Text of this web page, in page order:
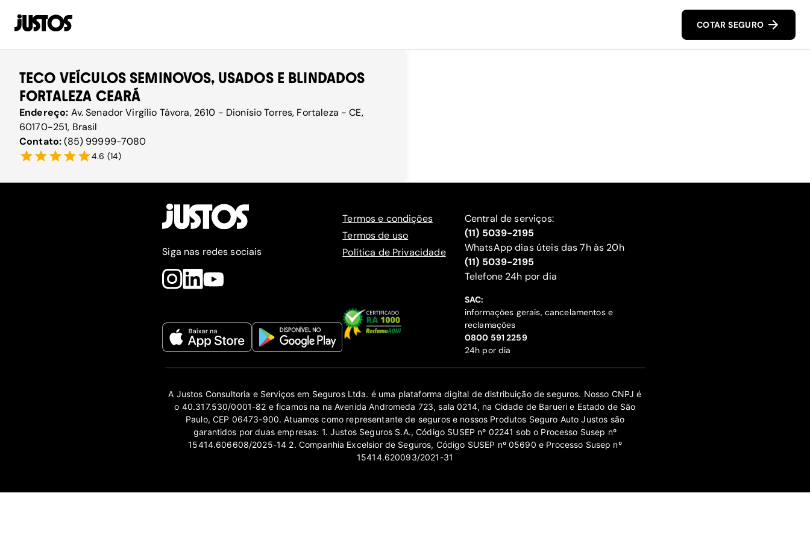
COTAR SEGURO
TECO VEÍCULOS SEMINOVOS, USADOS E BLINDADOS
FORTALEZA CEARÁ
Endereço: Av. Senador Virgílio Távora, 2610 - Dionísio Torres, Fortaleza - CE,
60170-251, Brasil
Contato:(85) 99999-7080
4.6 (14)
Siga nas redes sociais
Termos e condições
Termos de uso
Política de Privacidade
Central de serviços:
(11) 5039-2195
WhatsApp dias úteis das 7h às 20h
(11) 5039-2195
‍Telefone 24h por dia
SAC:
informações gerais, cancelamentos e
reclamações
‍0800 591 2259
24h por dia
A Justos Consultoria e Serviços em Seguros Ltda. é uma plataforma digital de distribuição de seguros. Nosso CNPJ é
o 40.317.530/0001-82 e ficamos na na Avenida Andromeda 723, sala 0214, na Cidade de Barueri e Estado de São
Paulo, CEP 06473-900. Atuamos como representante de seguros e nossos Produtos Seguro Auto Justos são
garantidos por duas empresas: 1. Justos Seguros S.A., Código SUSEP nº 02241 sob o Processo Susep nº
15414.606608/2025-14 2. Companhia Excelsior de Seguros, Código SUSEP nº 05690 e Processo Susep nº
15414.620093/2021-31